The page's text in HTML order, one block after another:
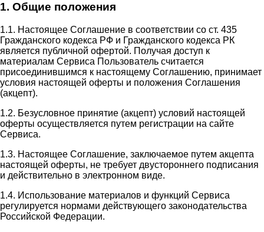
1. Общие положения
1.1. Настоящее Соглашение в соответствии со ст. 435
Гражданского кодекса РФ и Гражданского кодекса РК
является публичной офертой. Получая доступ к
материалам Сервиса Пользователь считается
присоединившимся к настоящему Соглашению, принимает
условия настоящей оферты и положения Соглашения
(акцепт).
1.2. Безусловное принятие (акцепт) условий настоящей
оферты осуществляется путем регистрации на сайте
Сервиса.
1.3. Настоящее Соглашение, заключаемое путем акцепта
настоящей оферты, не требует двустороннего подписания
и действительно в электронном виде.
1.4. Использование материалов и функций Сервиса
регулируется нормами действующего законодательства
Российской Федерации.